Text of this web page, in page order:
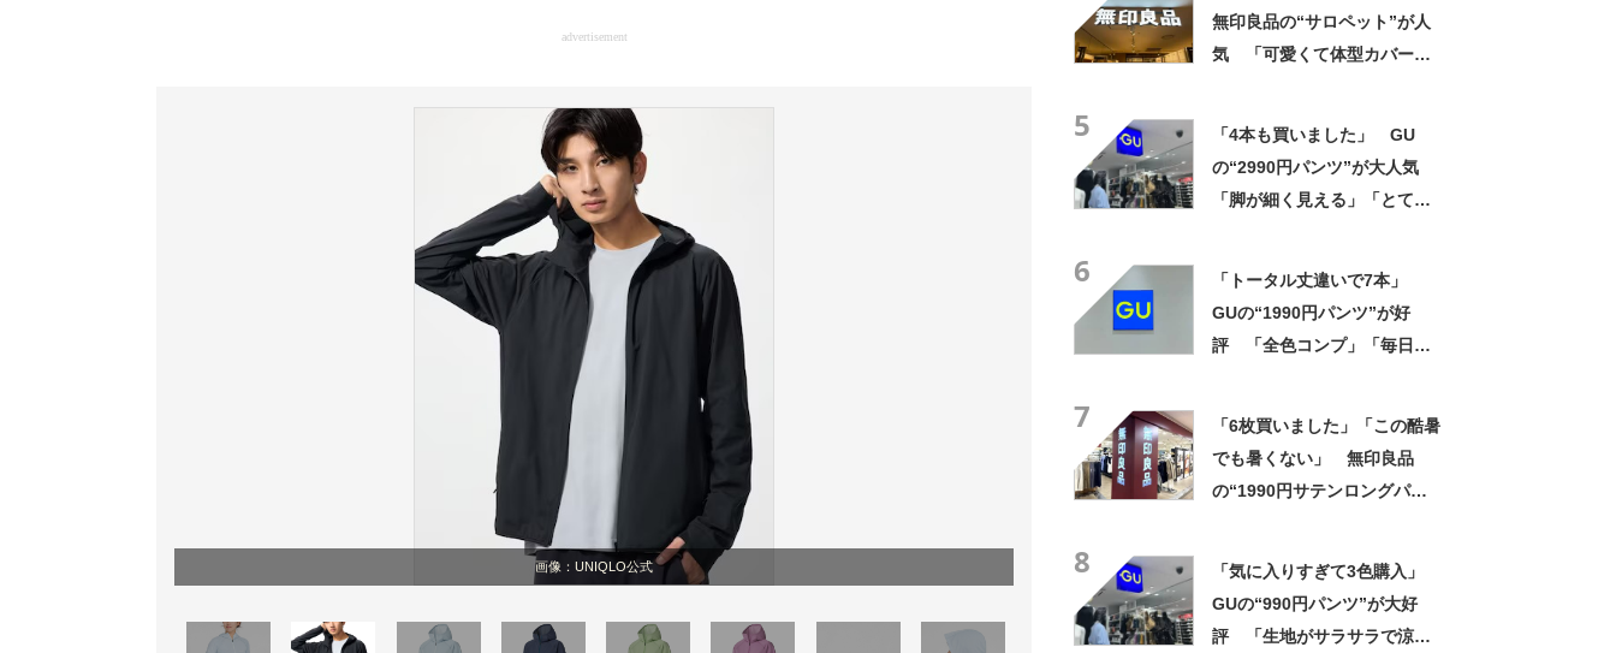
advertisement
画像：UNIQLO公式
無印良品の“サロペット”が人
気 「可愛くて体型カバーし
5
「4本も買いました」 GU
の“2990円パンツ”が大人気
「脚が細く見える」「とても
6
「トータル丈違いで7本」
GUの“1990円パンツ”が好
評 「全色コンプ」「毎日の
7
「6枚買いました」「この酷暑
でも暑くない」 無印良品
の“1990円サテンロングパン
8
「気に入りすぎて3色購入」
GUの“990円パンツ”が大好
評 「生地がサラサラで涼し